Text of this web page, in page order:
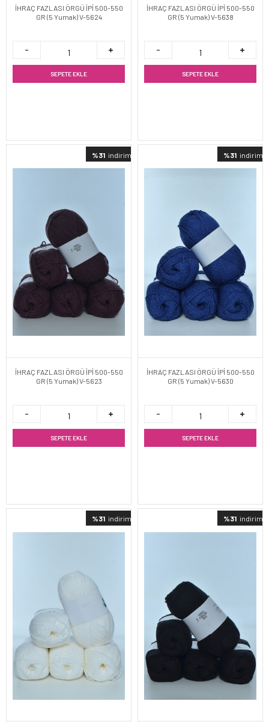
İHRAÇ FAZLASI ÖRGÜ İPİ 500-550
GR (5 Yumak) V-5624
SEPETE EKLE
İHRAÇ FAZLASI ÖRGÜ İPİ 500-550
GR (5 Yumak) V-5638
SEPETE EKLE
%31 indirimli
İHRAÇ FAZLASI ÖRGÜ İPİ 500-550
GR (5 Yumak) V-5623
SEPETE EKLE
%31 indirimli
İHRAÇ FAZLASI ÖRGÜ İPİ 500-550
GR (5 Yumak) V-5630
SEPETE EKLE
%31 indirimli %31 indirimli